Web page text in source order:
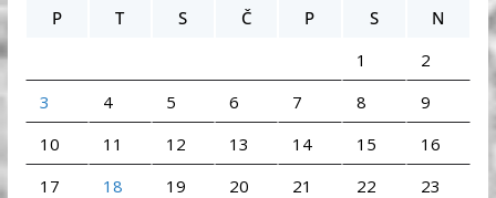
P
T S Č P S
N
1
2
3
4 5 6 7 8
9
10
11 12 13 14 15
16
17
18 19 20 21 22
23